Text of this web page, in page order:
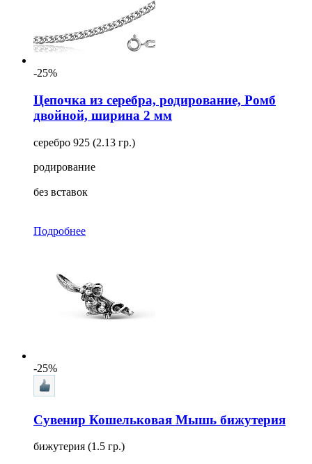
-25%
Цепочка из серебра, родирование, Ромб
двойной, ширина 2 мм
серебро 925 (2.13 гр.)
родирование
без вставок
Подробнее
-25%
Сувенир Кошельковая Мышь бижутерия
бижутерия (1.5 гр.)